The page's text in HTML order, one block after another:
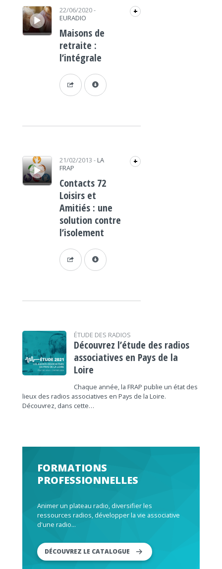
Lecteur audio 22/06/2020-
EURADIO
+
Maisons de
retraite :
l’intégrale
Lecteur audio 21/02/2013 - LA
FRAP
+
Contacts 72
Loisirs et
Amitiés : une
solution contre
l’isolement
ÉTUDE DES RADIOS
Découvrez l’étude des radios
associatives en Pays de la
Loire
Chaque année, la FRAP publie un état des
lieux des radios associatives en Pays de la Loire.
Découvrez, dans cette…
FORMATIONS
PROFESSIONNELLES
Animer un plateau radio, diversifier les
ressources radios, développer la vie associative
d'une radio...
DÉCOUVREZ LE CATALOGUE